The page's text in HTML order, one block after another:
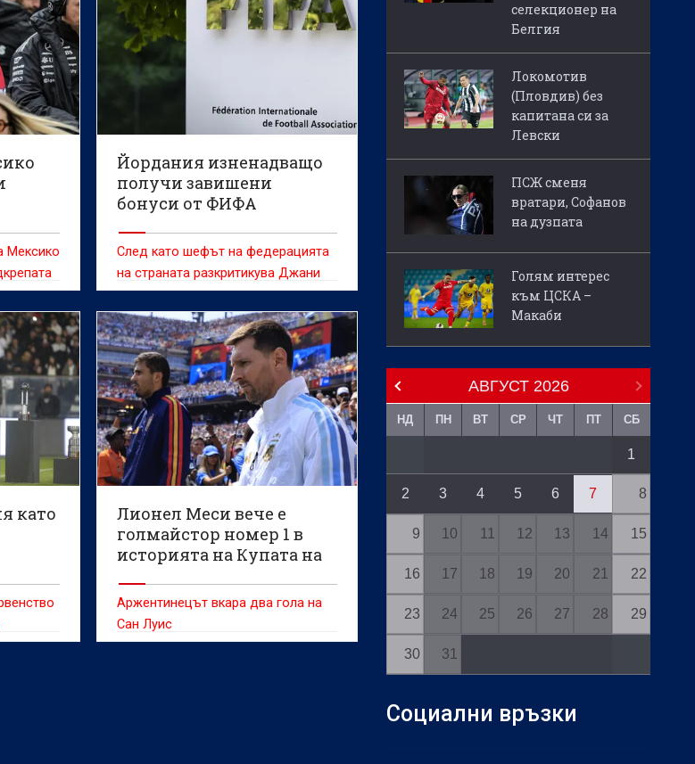
Мексико
Джани
е
на част
Йордания изненадващо
получи завишени
бонуси от ФИФА
След като шефът на федерацията
на страната разкритикува Джани
Инфантино
като
Лионел Меси вече е
голмайстор номер 1 в
историята на Купата на
Аржентинецът вкара два гола на
Сан Луис
селекционер на
Белгия
Локомотив
(Пловдив) без
капитана си за
Левски
ПСЖ сменя
вратари, Софанов
на дузпата
Голям интерес
към ЦСКА –
Макаби
АВГУСТ 2026
НД ПН ВТ СР ЧТ ПТ СБ
1
2 3 4 5 6 7 8
9 10 11 12 13 14 15
16 17 18 19 20 21 22
23 24 25 26 27 28 29
30 31
Социални връзки